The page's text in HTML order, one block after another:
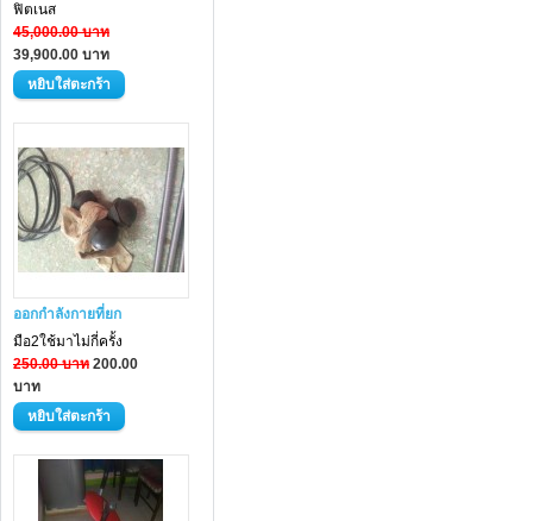
ฟิตเนส
45,000.00 บาท
39,900.00 บาท
ออกกำลังกายที่ยก
มือ2ใช้มาไม่กี่ครั้ง
250.00 บาท 200.00
บาท